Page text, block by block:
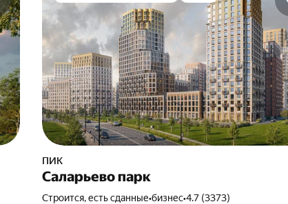
ПИК
Саларьево парк
Строится, есть сданные•бизнес•4.7 (3373)